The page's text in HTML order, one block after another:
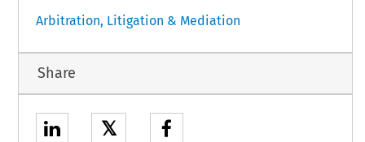
Arbitration, Litigation & Mediation
Share
𝕏